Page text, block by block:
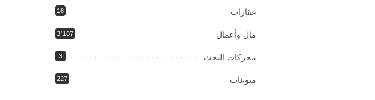
عقارات 18
مال وأعمال 3٬187
محركات البحث 3
منوعات 227